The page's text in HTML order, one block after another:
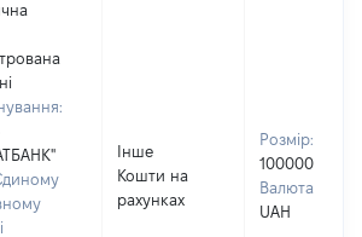
Інше
Кошти на
рахунках
Розмір:
100000
Валюта:
UAH